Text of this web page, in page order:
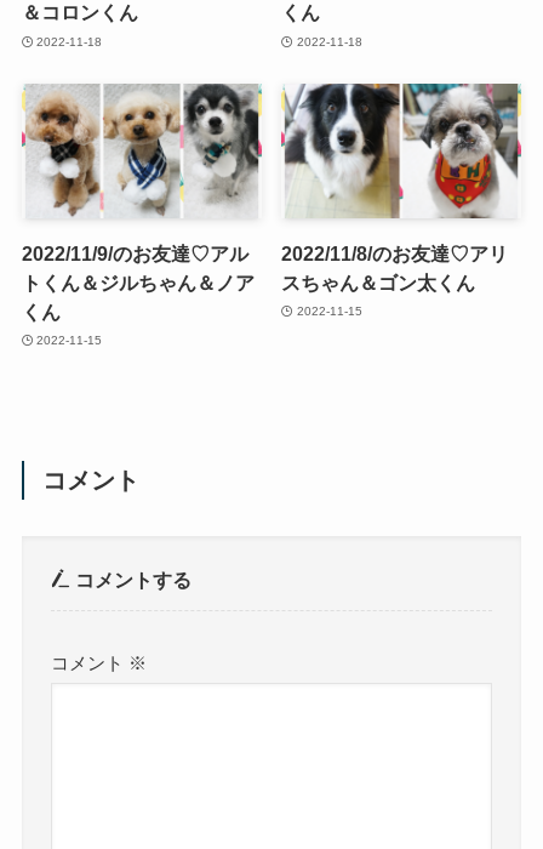
＆コロンくん
2022-11-18
くん
2022-11-18
2022/11/9/のお友達♡アル
トくん＆ジルちゃん＆ノア
くん
2022-11-15
2022/11/8/のお友達♡アリ
スちゃん＆ゴン太くん
2022-11-15
コメント
コメントする
コメント ※